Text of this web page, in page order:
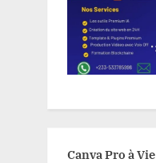
Canva Pro à Vie